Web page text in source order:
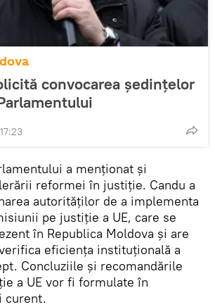
convocarea şedinţelor
a menționat și
reformei în justiție. Candu a
autorităților de a implementa
pe justiție a UE, care se
în Republica Moldova și are
eficiența instituțională a
Concluziile și recomandările
a UE vor fi formulate în
curent.